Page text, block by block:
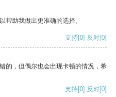
帮助我做出更准确的选择。
支持[0] 反对[0]
的，但偶尔也会出现卡顿的情况，希
支持[0] 反对[0]